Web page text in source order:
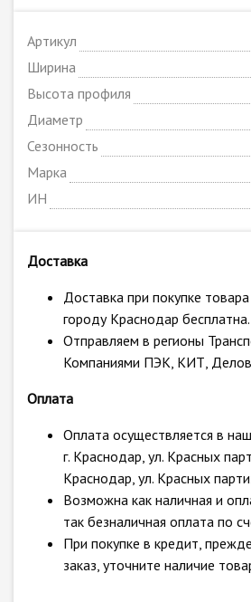
Артикул
Ширина
Высота профиля
Диаметр
Сезонность
Марка
ИН
Доставка
Доставка при покупке
городу Краснодар бесплатна.
Отправляем в регионы
Компаниями ПЭК, КИТ,
Оплата
Оплата осуществляется в
г. Краснодар, ул. Красных
Краснодар, ул. Красных
Возможна как наличная и
так безналичная оплата по
При покупке в кредит,
заказ, уточните наличие